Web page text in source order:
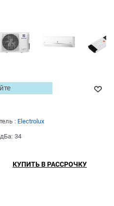
: Electrolux
34
КУПИТЬ В РАССРОЧКУ